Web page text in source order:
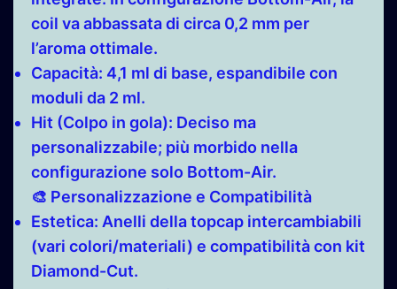
coil va abbassata di circa 0,2 mm per
l’aroma ottimale.
Capacità: 4,1 ml di base, espandibile con
moduli da 2 ml.
Hit (Colpo in gola): Deciso ma
personalizzabile; più morbido nella
configurazione solo Bottom-Air.
🎨 Personalizzazione e Compatibilità
Estetica: Anelli della topcap intercambiabili
(vari colori/materiali) e compatibilità con kit
Diamond-Cut.